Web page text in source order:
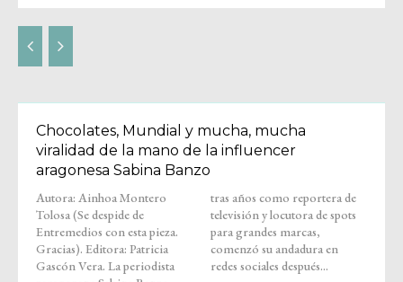
Chocolates, Mundial y mucha, mucha
viralidad de la mano de la influencer
aragonesa Sabina Banzo
Autora: Ainhoa Montero
Tolosa (Se despide de
Entremedios con esta pieza.
Gracias). Editora: Patricia
Gascón Vera. La periodista
tras años como reportera de
televisión y locutora de spots
para grandes marcas,
comenzó su andadura en
redes sociales después...